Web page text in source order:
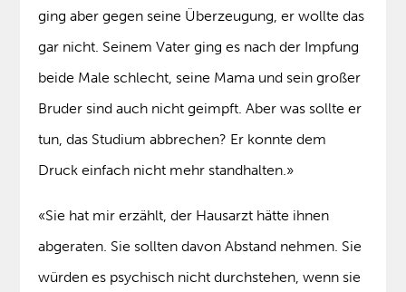
ging aber gegen seine Überzeugung, er wollte das
gar nicht. Seinem Vater ging es nach der Impfung
beide Male schlecht, seine Mama und sein großer
Bruder sind auch nicht geimpft. Aber was sollte er
tun, das Studium abbrechen? Er konnte dem
Druck einfach nicht mehr standhalten.»
«Sie hat mir erzählt, der Hausarzt hätte ihnen
abgeraten. Sie sollten davon Abstand nehmen. Sie
würden es psychisch nicht durchstehen, wenn sie